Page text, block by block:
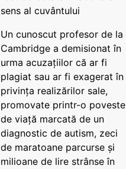
sens al cuvântului
Un cunoscut profesor de la
Cambridge a demisionat în
urma acuzațiilor că ar fi
plagiat sau ar fi exagerat în
privința realizărilor sale,
promovate printr-o poveste
de viață marcată de un
diagnostic de autism, zeci
de maratoane parcurse și
milioane de lire strânse în